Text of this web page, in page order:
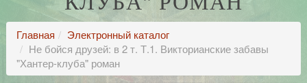
Главная
Электронный каталог
Не бойся друзей: в 2 т. Т.1. Викторианские забавы
"Хантер-клуба" роман